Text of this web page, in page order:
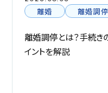
離婚
離婚調停
離婚調停とは？手続き
イントを解説